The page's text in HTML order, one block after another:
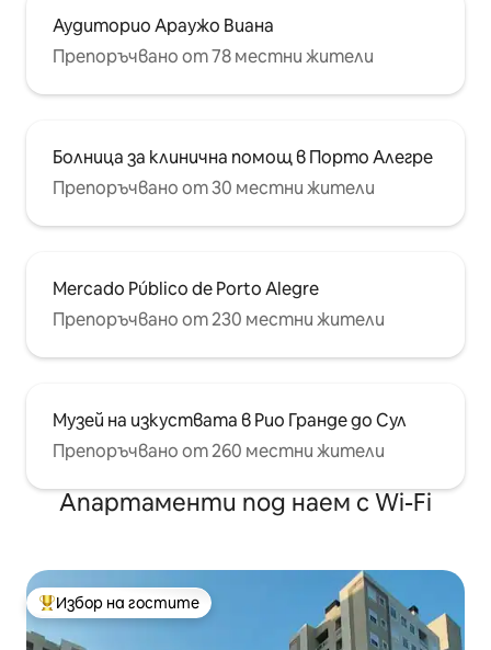
Аудиторио Араужо Виана
Препоръчвано от 78 местни жители
Болница за клинична помощ в Порто Алегре
Препоръчвано от 30 местни жители
Mercado Público de Porto Alegre
Препоръчвано от 230 местни жители
Музей на изкуствата в Рио Гранде до Сул
Препоръчвано от 260 местни жители
Апартаменти под наем с Wi-Fi
Най-популярен избор на гостите
Избор на гостите